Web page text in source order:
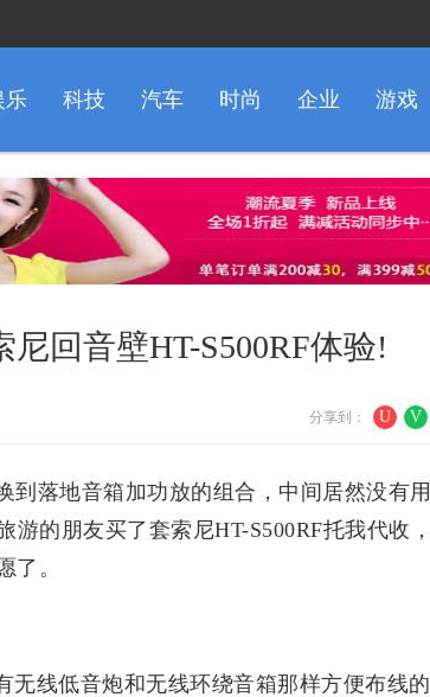
乐 科技 汽车 时尚 企业 游戏
回音壁HT-S500RF体验!
U V
分享到：
落地音箱加功放的组合，中间居然没有用
的朋友买了套索尼HT-S500RF托我代收，
了。
无线低音炮和无线环绕音箱那样方便布线的